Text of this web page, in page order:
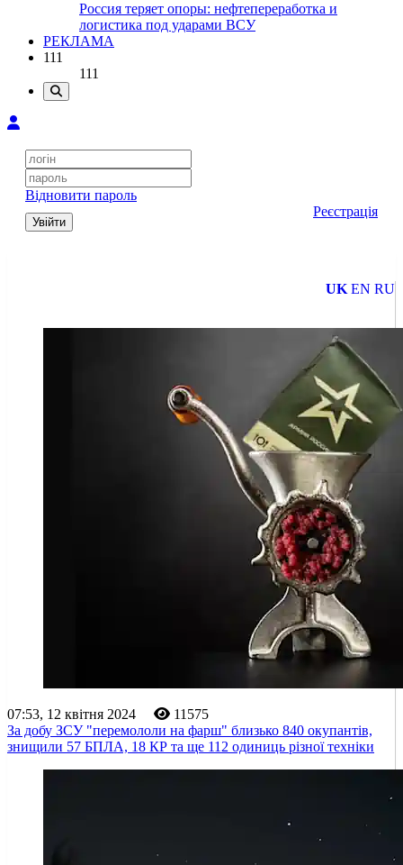
Россия теряет опоры: нефтепереработка и
логистика под ударами ВСУ
РЕКЛАМА
111
111
Відновити пароль
Увійти
Реєстрація
UK EN RU
07:53, 12 квітня 2024
11575
За добу ЗСУ "перемололи на фарш" близько 840 окупантів,
знищили 57 БПЛА, 18 КР та ще 112 одиниць різної техніки